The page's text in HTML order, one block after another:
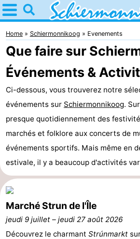
Home
Schiermonnikoog
Astuces
Avec
enfants
national
îles
Wadden
des
Wadden
Mer
des
Wadden
Passer
la
nuit
Appartements
Home Schiermonnikoog Evenements
Que faire sur
Événements &
Ci-dessous, vous trouverez notre
événements sur Schiermonnikoog.
presque quotidiennement des
marchés et folklore aux concerts de
événements sportifs. Mais même en
estivale, il y a beaucoup d'activités
Marché Strun de l'Île
jeudi 9 juillet – jeudi 27 août 2026
Découvrez le charmant Strúnmarkt